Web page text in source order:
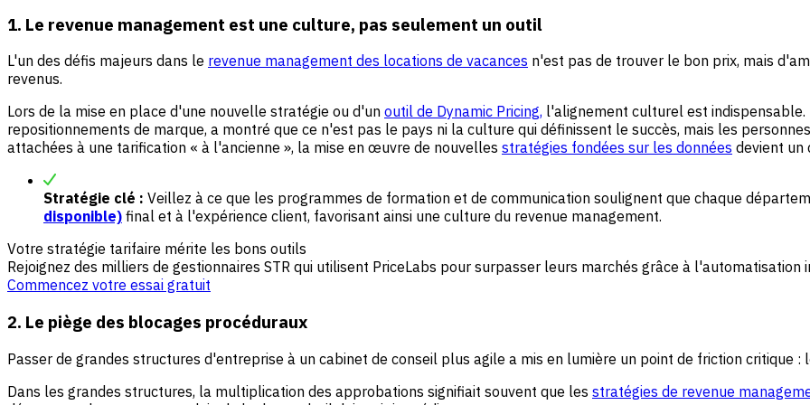
1. Le revenue management est une culture, pas seulement un outil
L'un des défis majeurs dans le revenue management des locations de vacances n'est pas de trouver le bon prix, mais
revenus.
Lors de la mise en place d'une nouvelle stratégie ou d'un outil de Dynamic Pricing, l'alignement culturel est
repositionnements de marque, a montré que ce n'est pas le pays ni la culture qui définissent le succès, mais les
attachées à une tarification « à l'ancienne », la mise en œuvre de nouvelles stratégies fondées sur les données devient un
Stratégie clé : Veillez à ce que les programmes de formation et de communication soulignent que chaque
disponible) final et à l'expérience client, favorisant ainsi une culture du revenue management.
Votre stratégie tarifaire mérite les bons outils
Rejoignez des milliers de gestionnaires STR qui utilisent PriceLabs pour surpasser leurs marchés grâce à
Commencez votre essai gratuit
2. Le piège des blocages procéduraux
Passer de grandes structures d'entreprise à un cabinet de conseil plus agile a mis en lumière un point de friction critique :
Dans les grandes structures, la multiplication des approbations signifiait souvent que les stratégies de revenue